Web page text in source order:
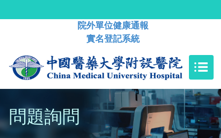
院外單位健康通報
實名登記系統
問題詢問